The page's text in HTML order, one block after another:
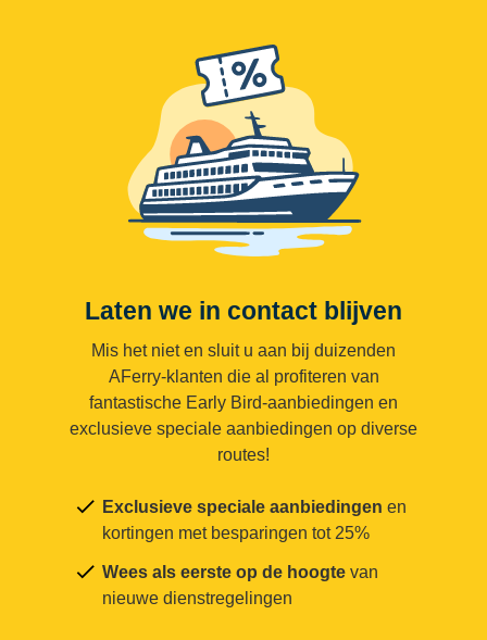
Laten we in contact blijven
Mis het niet en sluit u aan bij duizenden
AFerry-klanten die al profiteren van
fantastische Early Bird-aanbiedingen en
exclusieve speciale aanbiedingen op diverse
routes!
Exclusieve speciale aanbiedingen en
kortingen met besparingen tot 25%
Wees als eerste op de hoogte van
nieuwe dienstregelingen